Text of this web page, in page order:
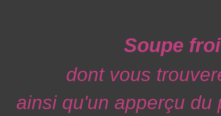
Soupe
dont vous
ainsi qu'un apperçu du